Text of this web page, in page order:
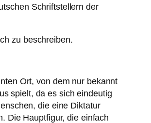
Schriftstellern der
zu beschreiben.
Ort, von dem nur bekannt
spielt, da es sich eindeutig
die eine Diktatur
Die Hauptfigur, die einfach